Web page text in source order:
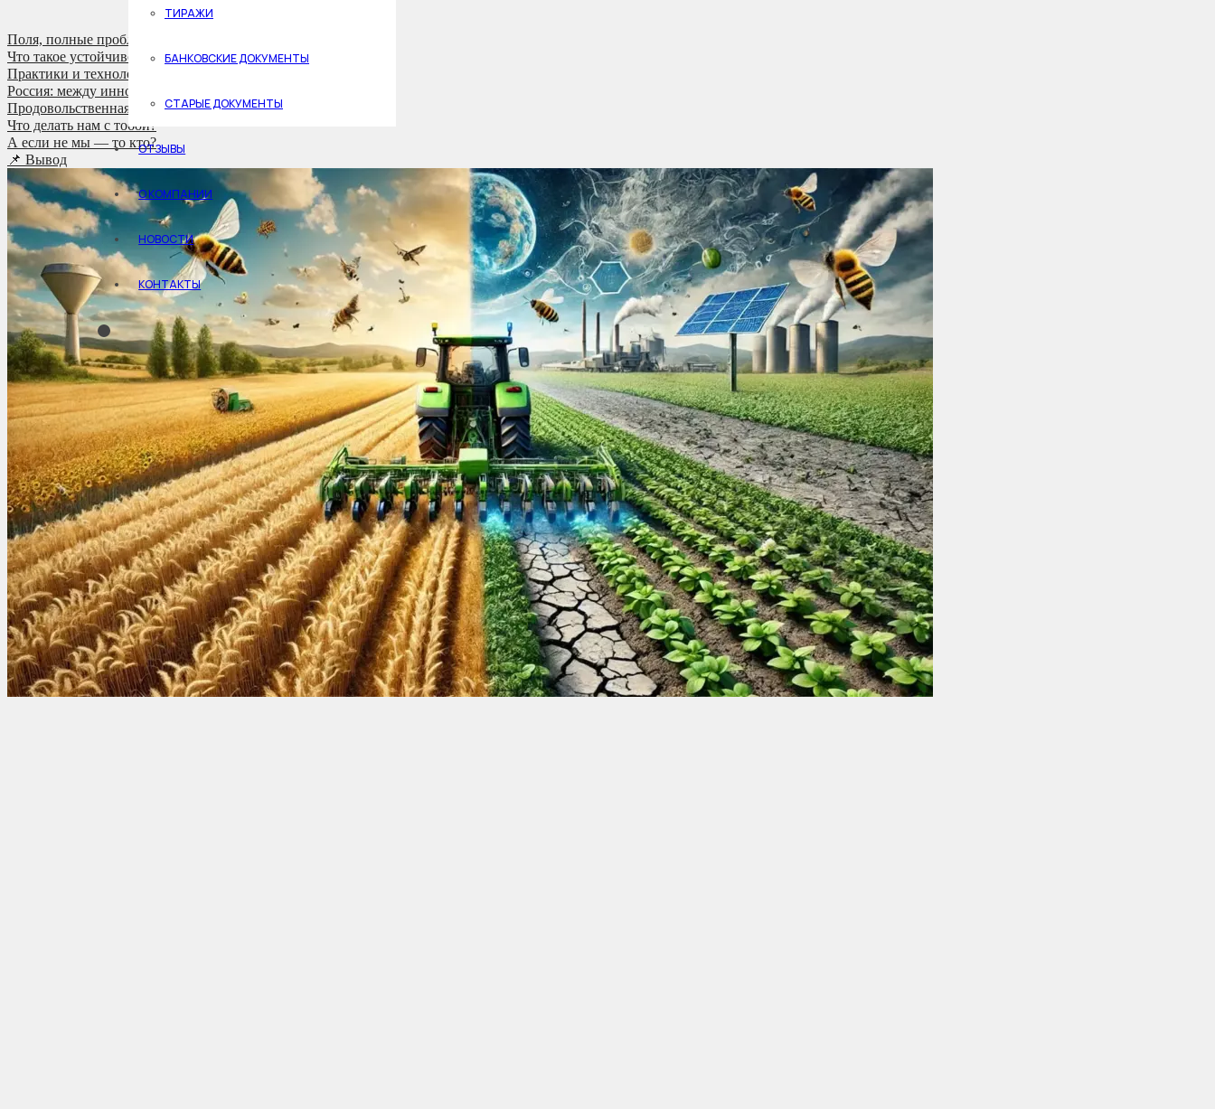
ТИРАЖИ
БАНКОВСКИЕ ДОКУМЕНТЫ
СТАРЫЕ ДОКУМЕНТЫ
ОТЗЫВЫ
О КОМПАНИИ
НОВОСТИ
КОНТАКТЫ
Поля, полные проблем: в чём суть?
Что такое устойчивое сельское хозяйство?
Практики и технологии устойчивого сельского хозяйства
Россия: между инновацией и реальностью
Продовольственная безопасность: дело не только в урожае
Что делать нам с тобой?
А если не мы — то кто?
📌 Вывод